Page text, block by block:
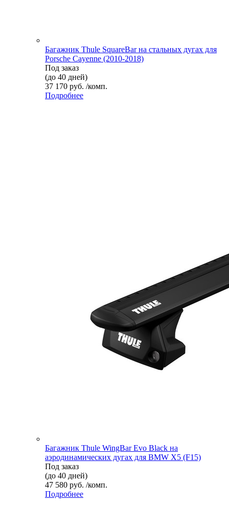
Багажник Thule SquareBar на стальных дугах для
Porsche Cayenne (2010-2018)
Под заказ
(до 40 дней)
37 170 руб. /комп.
Подробнее
Багажник Thule WingBar Evo Black на
аэродинамических дугах для BMW X5 (F15)
Под заказ
(до 40 дней)
47 580 руб. /комп.
Подробнее